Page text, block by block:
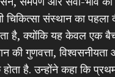
चिकित्सा संस्थान का पहला
है, क्योंकि यह केवल एक
की गुणवत्ता, विश्वसनीयता
होता है. उन्होंने कहा कि